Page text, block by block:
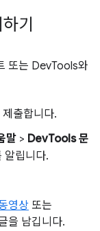
기
또는 DevTools와
출합니다.
말 > DevTools 문
알립니다.
영상 또는
을 남깁니다.